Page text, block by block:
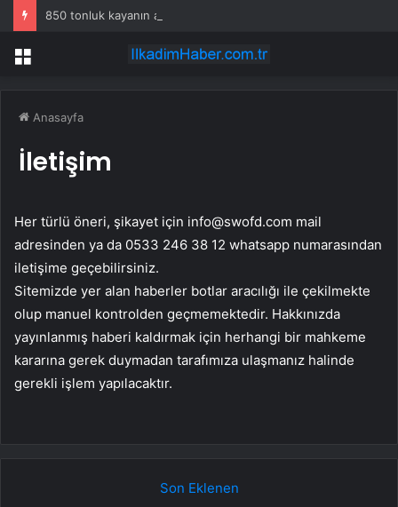
850 tonluk kayanın altına üç odalı ev inşa etti
Menü
Anasayfa
İletişim
Her türlü öneri, şikayet için info@swofd.com mail
adresinden ya da 0533 246 38 12 whatsapp numarasından
iletişime geçebilirsiniz.
Sitemizde yer alan haberler botlar aracılığı ile çekilmekte
olup manuel kontrolden geçmemektedir. Hakkınızda
yayınlanmış haberi kaldırmak için herhangi bir mahkeme
kararına gerek duymadan tarafımıza ulaşmanız halinde
gerekli işlem yapılacaktır.
Son Eklenen